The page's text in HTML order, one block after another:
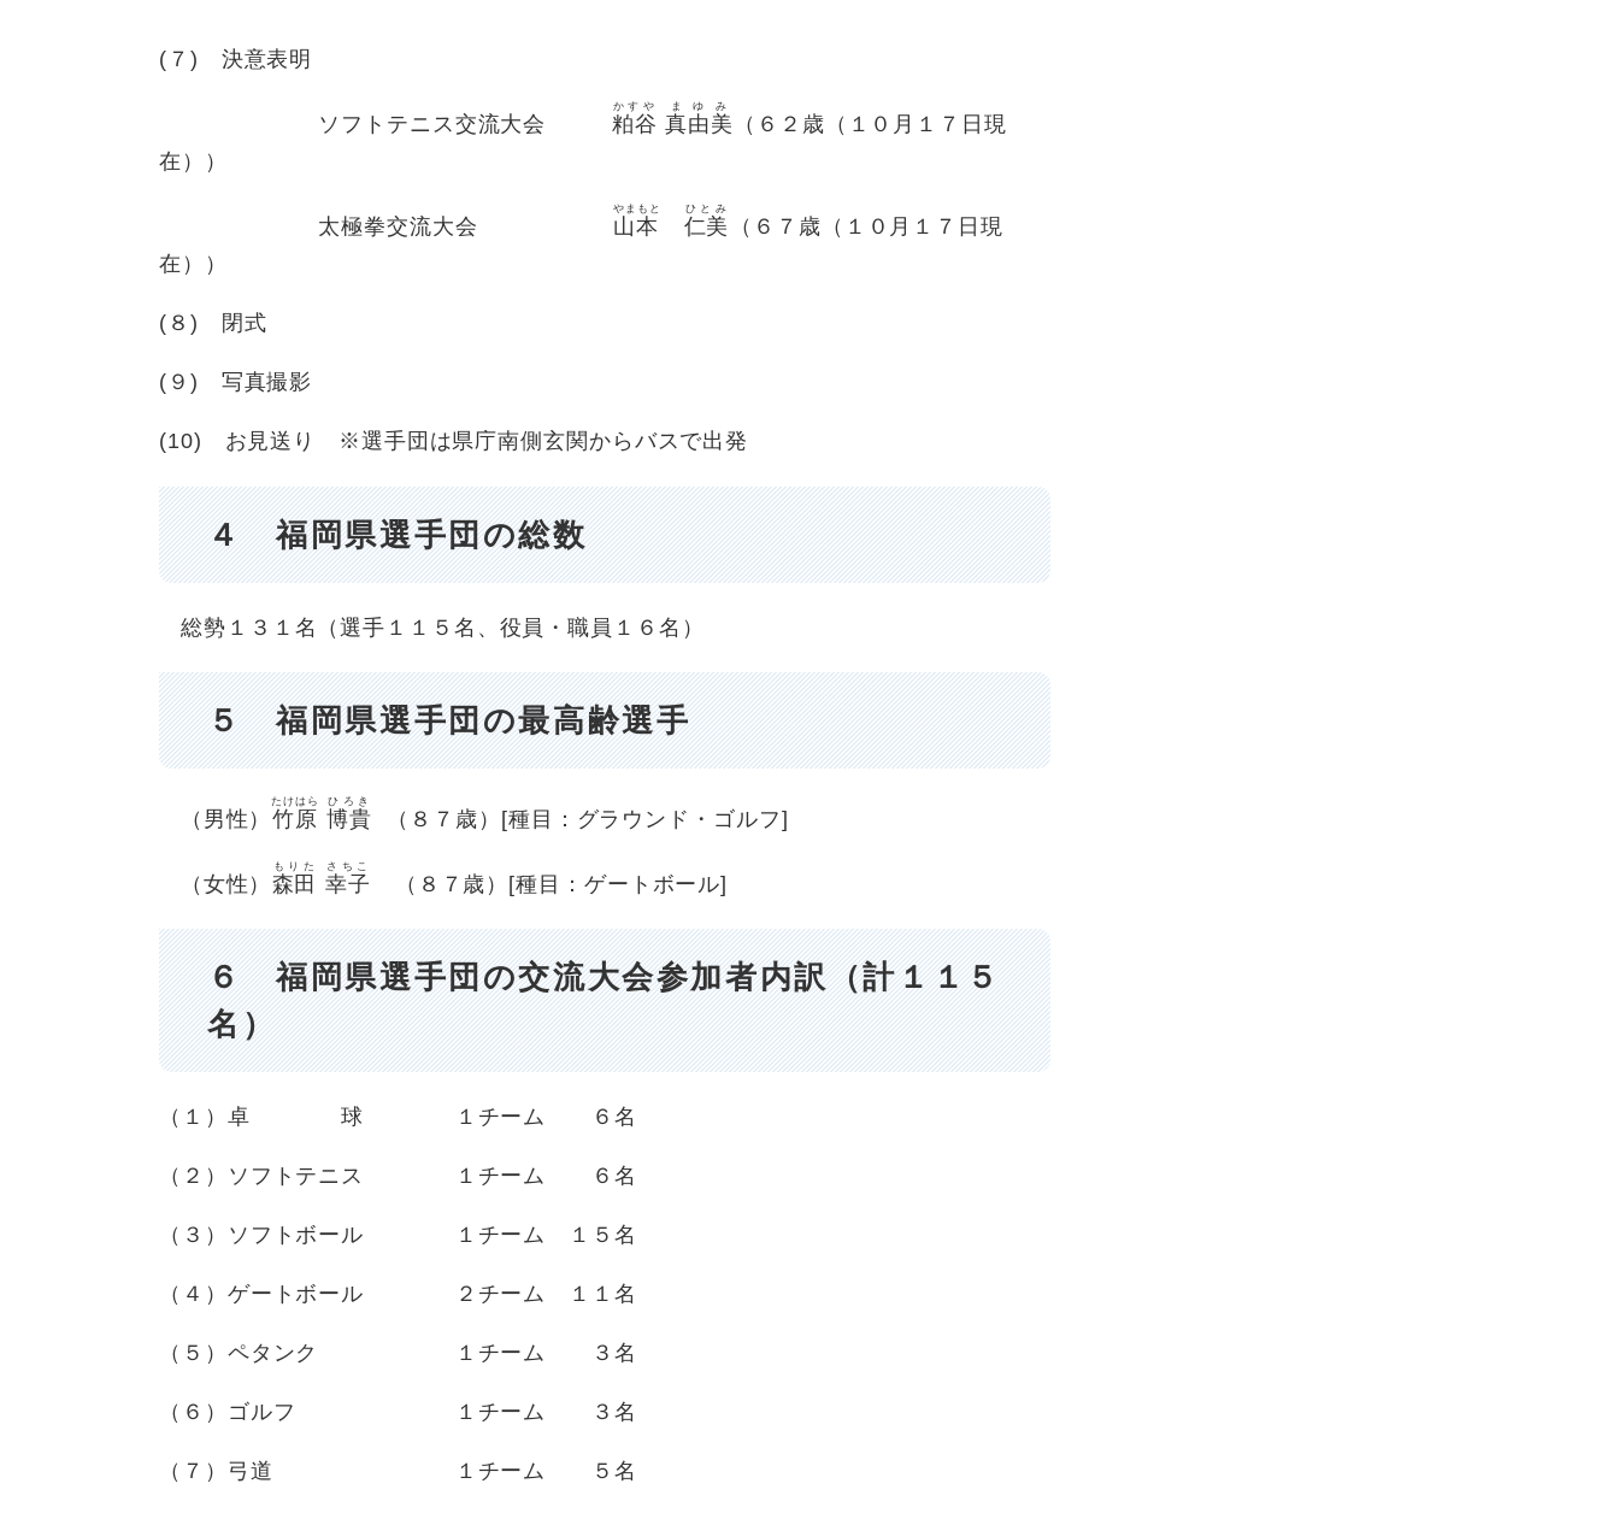
(７) 決意表明
ソフトテニス交流大会 粕谷
かすや
真由美
まゆみ
（６２歳（１０月１７日現
在））
太極拳交流大会 山本
やまもと
仁美
ひとみ
（６７歳（１０月１７日現
在））
(８) 閉式
(９) 写真撮影
(10) お見送り ※選手団は県庁南側玄関からバスで出発
４ 福岡県選手団の総数
総勢１３１名（選手１１５名、役員・職員１６名）
５ 福岡県選手団の最高齢選手
（男性） 竹原
たけはら
博貴
ひろき
（８７歳）[種目：グラウンド・ゴルフ]
（女性） 森田
もりた
幸子
さちこ
（８７歳）[種目：ゲートボール]
６ 福岡県選手団の交流大会参加者内訳（計１１５
名）
（１）卓 球 １チーム ６名
（２）ソフトテニス １チーム ６名
（３）ソフトボール １チーム １５名
（４）ゲートボール ２チーム １１名
（５）ペタンク １チーム ３名
（６）ゴルフ １チーム ３名
（７）弓道 １チーム ５名